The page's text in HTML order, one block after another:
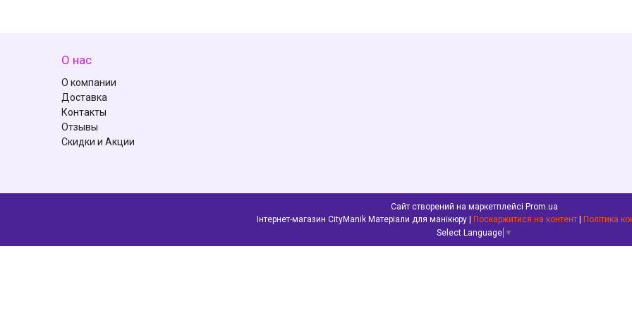
О нас
О компании
Доставка
Контакты
Отзывы
Скидки и Акции
Сайт створений на маркетплейсі Prom.ua
Поскаржитися на контент
Політика
Select Language ▼